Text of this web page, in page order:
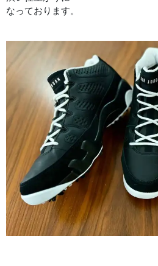
なっております。